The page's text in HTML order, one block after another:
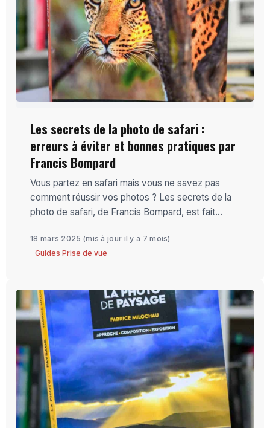
Les secrets de la photo de safari :
erreurs à éviter et bonnes pratiques par
Francis Bompard
Vous partez en safari mais vous ne savez pas
comment réussir vos photos ? Les secrets de la
photo de safari, de Francis Bompard, est fait...
18 mars 2025 (mis à jour il y a 7 mois)
Guides Prise de vue